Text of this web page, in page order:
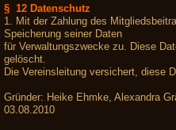
§ 12 Datenschutz
1. Mit der Zahlung des
Speicherung seiner Daten
für Verwaltungszwecke zu. Diese
gelöscht.
Die Vereinsleitung versichert, diese
Gründer: Heike Ehmke, Alexandra
03.08.2010